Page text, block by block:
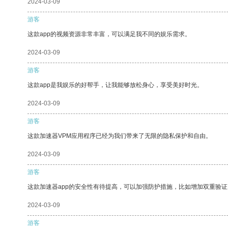
2024-03-09
游客
这款app的视频资源非常丰富，可以满足我不同的娱乐需求。
2024-03-09
游客
这款app是我娱乐的好帮手，让我能够放松身心，享受美好时光。
2024-03-09
游客
这款加速器VPM应用程序已经为我们带来了无限的隐私保护和自由。
2024-03-09
游客
这款加速器app的安全性有待提高，可以加强防护措施，比如增加双重验
2024-03-09
游客